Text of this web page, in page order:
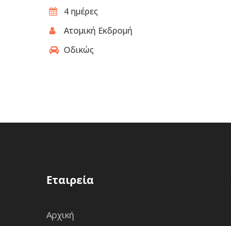
4 ημέρες
Ατομική Εκδρομή
Οδικώς
Εταιρεία
Αρχική